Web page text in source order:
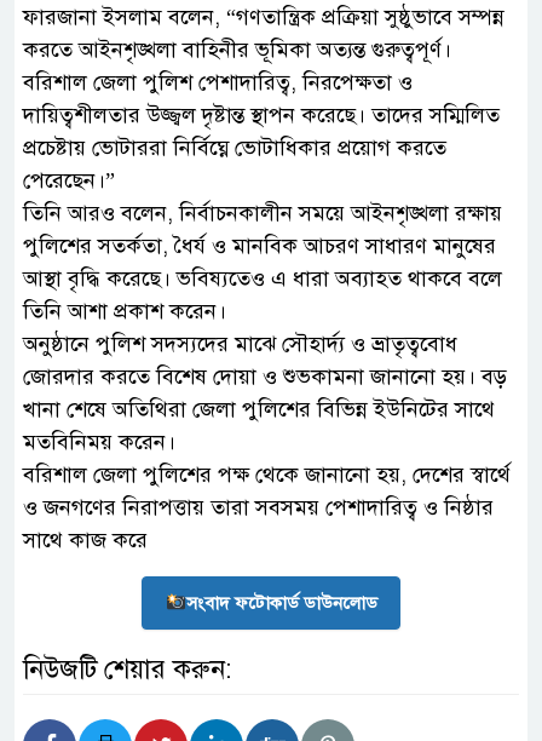
ফারজানা ইসলাম বলেন, “গণতান্ত্রিক প্রক্রিয়া সুষ্ঠুভাবে সম্পন্ন
করতে আইনশৃঙ্খলা বাহিনীর ভূমিকা অত্যন্ত গুরুত্বপূর্ণ।
বরিশাল জেলা পুলিশ পেশাদারিত্ব, নিরপেক্ষতা ও
দায়িত্বশীলতার উজ্জ্বল দৃষ্টান্ত স্থাপন করেছে। তাদের সম্মিলিত
প্রচেষ্টায় ভোটাররা নির্বিঘ্নে ভোটাধিকার প্রয়োগ করতে
পেরেছেন।”
তিনি আরও বলেন, নির্বাচনকালীন সময়ে আইনশৃঙ্খলা রক্ষায়
পুলিশের সতর্কতা, ধৈর্য ও মানবিক আচরণ সাধারণ মানুষের
আস্থা বৃদ্ধি করেছে। ভবিষ্যতেও এ ধারা অব্যাহত থাকবে বলে
তিনি আশা প্রকাশ করেন।
অনুষ্ঠানে পুলিশ সদস্যদের মাঝে সৌহার্দ্য ও ভ্রাতৃত্ববোধ
জোরদার করতে বিশেষ দোয়া ও শুভকামনা জানানো হয়। বড়
খানা শেষে অতিথিরা জেলা পুলিশের বিভিন্ন ইউনিটের সাথে
মতবিনিময় করেন।
বরিশাল জেলা পুলিশের পক্ষ থেকে জানানো হয়, দেশের স্বার্থে
ও জনগণের নিরাপত্তায় তারা সবসময় পেশাদারিত্ব ও নিষ্ঠার
সাথে কাজ করে
সংবাদ ফটোকার্ড ডাউনলোড
নিউজটি শেয়ার করুন: